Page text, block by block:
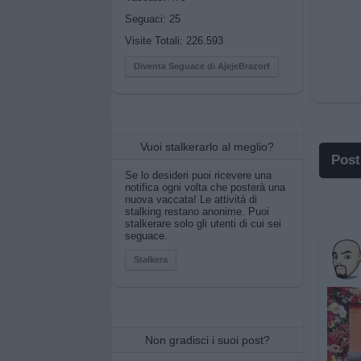
Seguaci: 25
Visite Totali: 226.593
Diventa Seguace di AjejeBrazorf
Vuoi stalkerarlo al meglio?
Se lo desideri puoi ricevere una
notifica ogni volta che posterà una
nuova vaccata! Le attività di
stalking restano anonime. Puoi
stalkerare solo gli utenti di cui sei
seguace.
Stalkera
Non gradisci i suoi post?